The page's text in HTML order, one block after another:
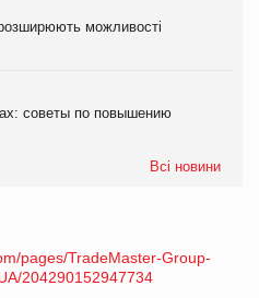
можливості
советы по повышению
Всі новини